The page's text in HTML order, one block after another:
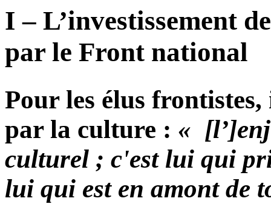
I – L’investissement
par le Front national
Pour les élus
par la culture : «
culturel ; c'est lui qui
lui qui est en amont de